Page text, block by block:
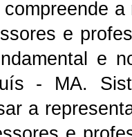
e
e
- MA.
a